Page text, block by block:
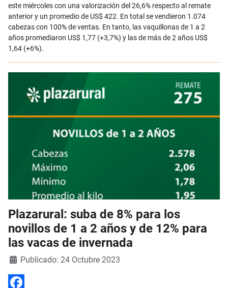
este miércoles con una valorización del 26,6% respecto al remate
anterior y un promedio de US$ 422. En total se vendieron 1.074
cabezas con 100% de ventas. En tanto, las vaquillonas de 1 a 2
años promediaron US$ 1,77 (+3,7%) y las de más de 2 años US$
1,64 (+6%).
Plazarural: suba de 8% para los
novillos de 1 a 2 años y de 12% para
las vacas de invernada
DetallesPublicado: 24 Octubre 2023